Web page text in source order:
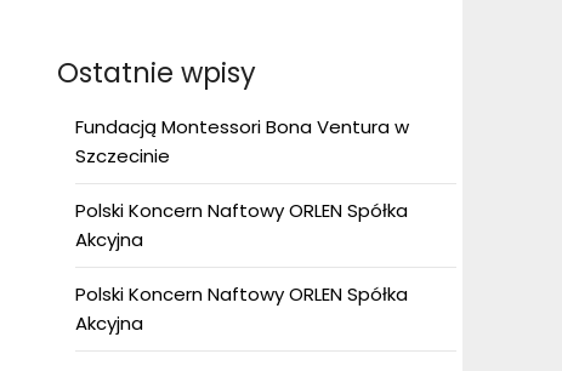
Ostatnie wpisy
Fundacją Montessori Bona Ventura w
Szczecinie
Polski Koncern Naftowy ORLEN Spółka
Akcyjna
Polski Koncern Naftowy ORLEN Spółka
Akcyjna